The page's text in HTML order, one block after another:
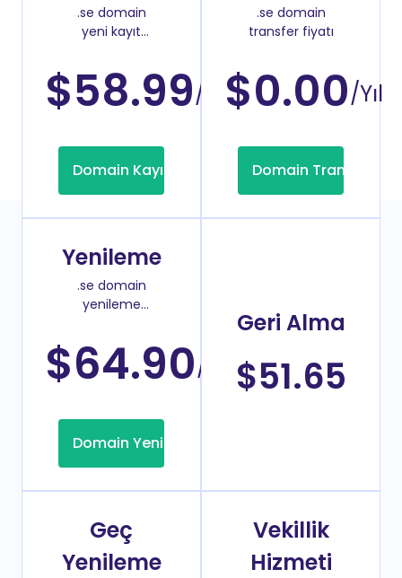
.se domain
yeni kayıt
$58.99/Yıl
Domain Kayıt
.se domain
transfer fiyatı
$0.00/Yıl
Domain Transfer
Yenileme
.se domain
yenileme
$64.90/Yıl
Domain Yenileme
Geri Alma
$51.65
Geç
Yenileme
Vekillik
Hizmeti